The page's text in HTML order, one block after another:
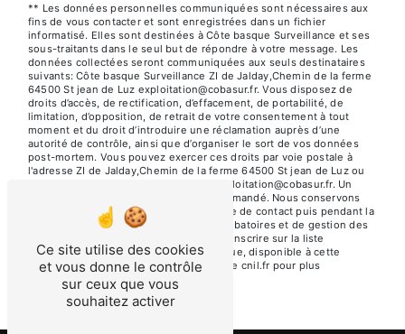
** Les données personnelles communiquées sont nécessaires aux
fins de vous contacter et sont enregistrées dans un fichier
informatisé. Elles sont destinées à Côte basque Surveillance et ses
sous-traitants dans le seul but de répondre à votre message. Les
données collectées seront communiquées aux seuls destinataires
suivants: Côte basque Surveillance ZI de Jalday,Chemin de la ferme
64500 St jean de Luz exploitation@cobasur.fr. Vous disposez de
droits d’accès, de rectification, d’effacement, de portabilité, de
limitation, d’opposition, de retrait de votre consentement à tout
moment et du droit d’introduire une réclamation auprès d’une
autorité de contrôle, ainsi que d’organiser le sort de vos données
post-mortem. Vous pouvez exercer ces droits par voie postale à
l'adresse ZI de Jalday,Chemin de la ferme 64500 St jean de Luz ou
par courrier électronique à l'adresse exploitation@cobasur.fr. Un
justificatif d'identité pourra vous être demandé. Nous conservons
vos données pendant la période de prise de contact puis pendant la
durée de prescription légale aux fins probatoires et de gestion des
contentieux. Vous avez le droit de vous inscrire sur la liste
d'opposition au démarchage téléphonique, disponible à cette
adresse: Bloctel.gouv.fr . Consultez le site cnil.fr pour plus
d’informations sur vos droits.
Ce site utilise des cookies
et vous donne le contrôle
sur ceux que vous
souhaitez activer